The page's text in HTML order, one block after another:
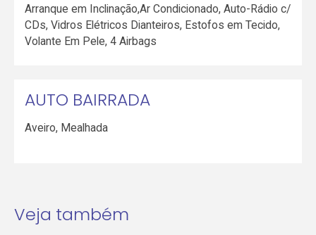
Arranque em Inclinação,Ar Condicionado, Auto-Rádio c/
CDs, Vidros Elétricos Dianteiros, Estofos em Tecido,
Volante Em Pele, 4 Airbags
AUTO BAIRRADA
Aveiro, Mealhada
Veja também